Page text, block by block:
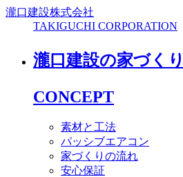
瀧口建設株式会社
TAKIGUCHI CORPORATION
瀧口建設の家づくり
CONCEPT
素材と工法
パッシブエアコン
家づくりの流れ
安心保証